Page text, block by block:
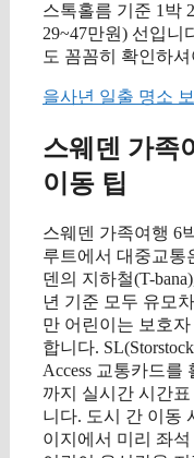
스톡홀름 기준 1박
29~47만원) 선입니
도 꼼꼼히 확인하
을사년 일출 명소 보
스웨덴 가족
이동 팁
스웨덴 가족여행 6
루트에서 대중교통
덴의 지하철(T-
년 기준 모두 유모
만 어린이는 보호
합니다.
Access 교통카드를
까지 실시간 시간
니다. 도시 간 이동
이지에서 미리 좌